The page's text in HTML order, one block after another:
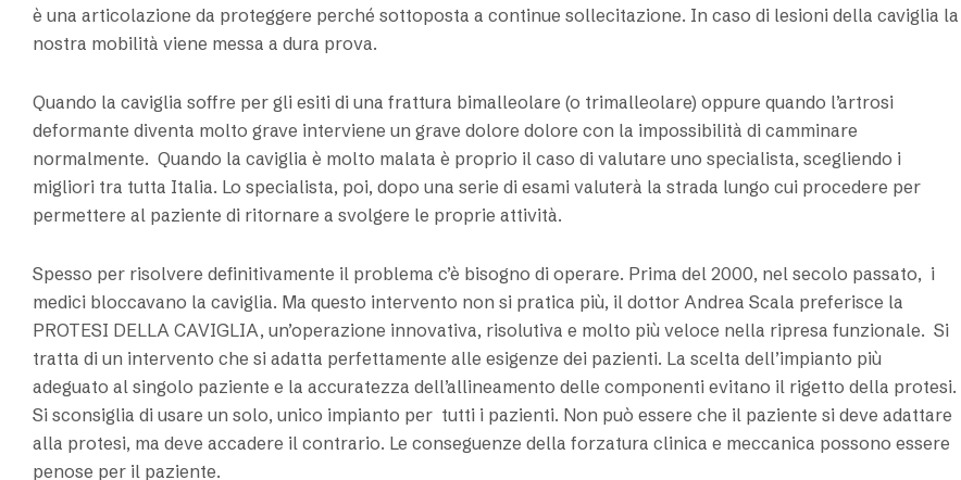
è una articolazione da proteggere perché sottoposta a continue sollecitazione. In caso di lesioni della caviglia la
nostra mobilità viene messa a dura prova.
Quando la caviglia soffre per gli esiti di una frattura bimalleolare (o trimalleolare) oppure quando l’artrosi
deformante diventa molto grave interviene un grave dolore dolore con la impossibilità di camminare
normalmente. Quando la caviglia è molto malata è proprio il caso di valutare uno specialista, scegliendo i
migliori tra tutta Italia. Lo specialista, poi, dopo una serie di esami valuterà la strada lungo cui procedere per
permettere al paziente di ritornare a svolgere le proprie attività.
Spesso per risolvere definitivamente il problema c’è bisogno di operare. Prima del 2000, nel secolo passato, i
medici bloccavano la caviglia. Ma questo intervento non si pratica più, il dottor Andrea Scala preferisce la
PROTESI DELLA CAVIGLIA, un’operazione innovativa, risolutiva e molto più veloce nella ripresa funzionale. Si
tratta di un intervento che si adatta perfettamente alle esigenze dei pazienti. La scelta dell’impianto più
adeguato al singolo paziente e la accuratezza dell’allineamento delle componenti evitano il rigetto della protesi.
Si sconsiglia di usare un solo, unico impianto per tutti i pazienti. Non può essere che il paziente si deve adattare
alla protesi, ma deve accadere il contrario. Le conseguenze della forzatura clinica e meccanica possono essere
penose per il paziente.